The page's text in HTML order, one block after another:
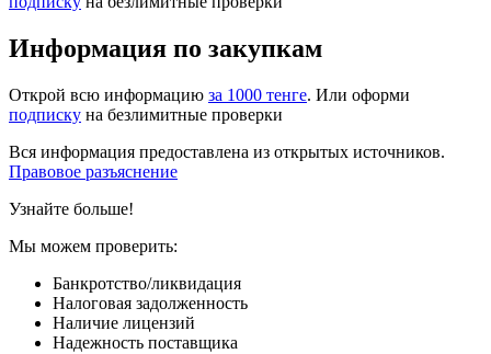
Информация по закупкам
Открой всю информацию за 1000 тенге. Или оформи
подписку на безлимитные проверки
Вся информация предоставлена из открытых источников.
Правовое разъяснение
Узнайте больше!
Мы можем проверить:
Банкротство/ликвидация
Налоговая задолженность
Наличие лицензий
Надежность поставщика